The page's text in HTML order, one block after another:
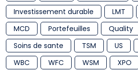
Investissement durable
LMT
MCD
Portefeuilles Quality
Soins de sante
TSM US
WBC
WFC WSM XPO